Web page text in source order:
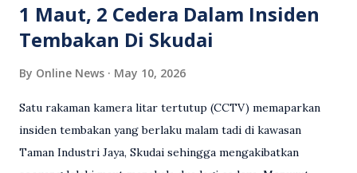
1 Maut, 2 Cedera Dalam Insiden
Tembakan Di Skudai
By Online News May 10, 2026
Satu rakaman kamera litar tertutup (CCTV) memaparkan
insiden tembakan yang berlaku malam tadi di kawasan
Taman Industri Jaya, Skudai sehingga mengakibatkan